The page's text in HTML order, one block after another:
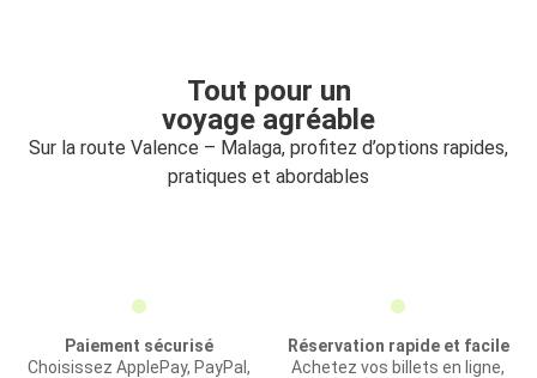
Tout pour un
voyage agréable
Sur la route Valence – Malaga, profitez d’options rapides,
pratiques et abordables
Paiement sécurisé
Choisissez ApplePay, PayPal,
Réservation rapide et facile
Achetez vos billets en ligne,